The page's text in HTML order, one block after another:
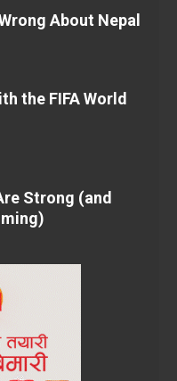
About Nepal
the FIFA World
Strong (and